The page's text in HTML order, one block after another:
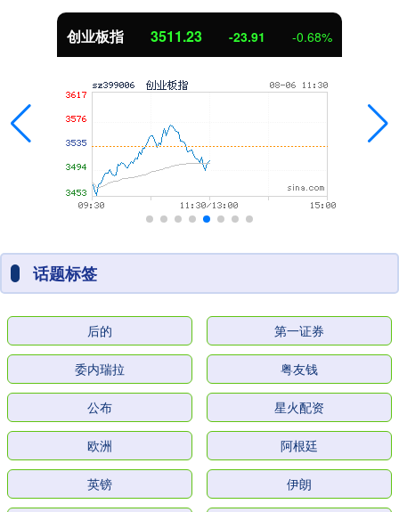
创业板指 3511.23 -23.91 -0.68%
话题标签
后的 第一证券
委内瑞拉 粤友钱
公布 星火配资
欧洲 阿根廷
英镑 伊朗